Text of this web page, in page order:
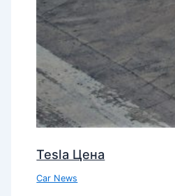
Tesla Цена
Car News